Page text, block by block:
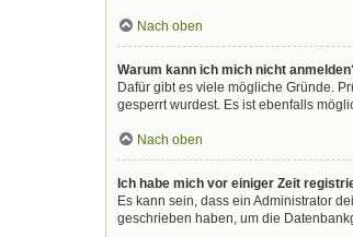
Nach oben
Warum kann ich mich nicht
Dafür gibt es viele mögliche Gründe.
gesperrt wurdest. Es ist ebenfalls
Nach oben
Ich habe mich vor einiger Zeit
Es kann sein, dass ein Administrator
geschrieben haben, um die